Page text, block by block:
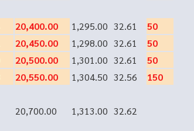
20,400.00 1,295.00 32.61
50
20,450.00 1,298.00 32.61
50
20,500.00 1,301.00 32.61
50
20,550.00 1,304.50 32.56
150
20,700.00 1,313.00 32.62